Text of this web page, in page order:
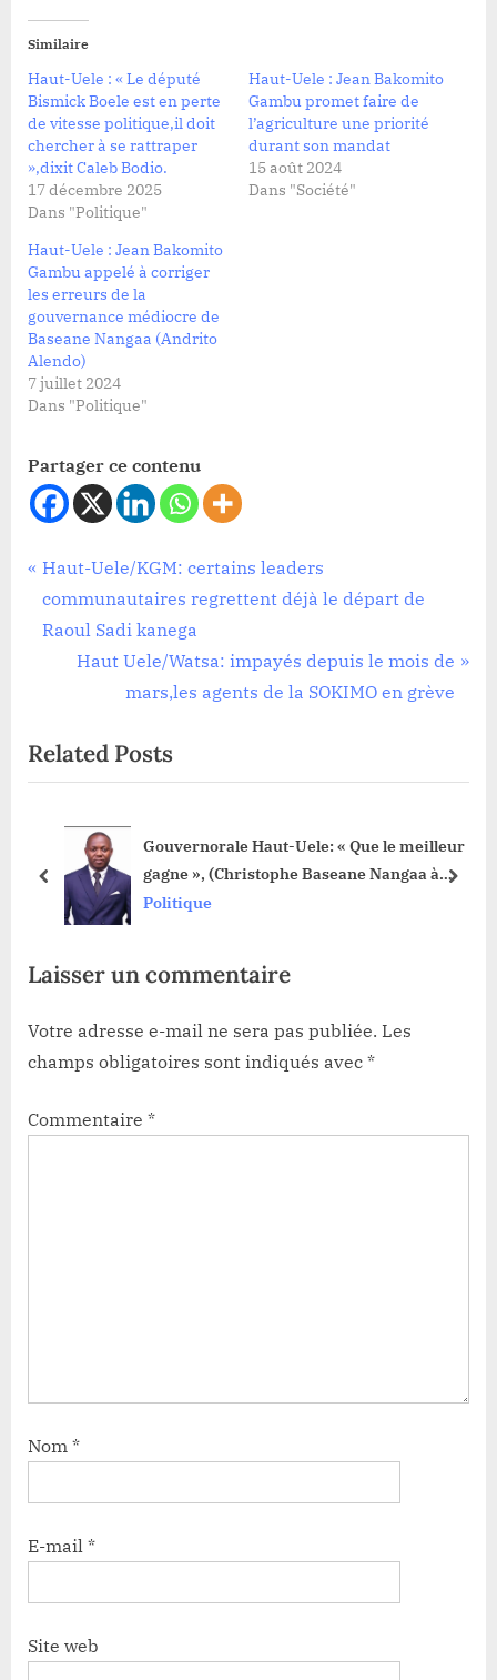
Similaire
Haut-Uele : « Le député
Bismick Boele est en perte
de vitesse politique,il doit
chercher à se rattraper
»,dixit Caleb Bodio.
17 décembre 2025
Dans "Politique"
Haut-Uele : Jean Bakomito
Gambu promet faire de
l’agriculture une priorité
durant son mandat
15 août 2024
Dans "Société"
Haut-Uele : Jean Bakomito
Gambu appelé à corriger
les erreurs de la
gouvernance médiocre de
Baseane Nangaa (Andrito
Alendo)
7 juillet 2024
Dans "Politique"
Partager ce contenu
Politique
Navigation
de
l’article
P
r
e
u
s
s
Haut-Uele/KGM: certains leaders
communautaires regrettent déjà le départ de
Raoul Sadi kanega
N
t
P
s
t
:
Haut Uele/Watsa: impayés depuis le mois de
mars,les agents de la SOKIMO en grève
Related Posts
Gouvernorale Haut-Uele: « Que le meilleur
gagne », (Christophe Baseane Nangaa à
Serge Madigo)
Politique
prev next
Laisser un commentaire
Votre adresse e-mail ne sera pas publiée. Les
champs obligatoires sont indiqués avec *
Commentaire *
Nom *
E-mail *
Site web